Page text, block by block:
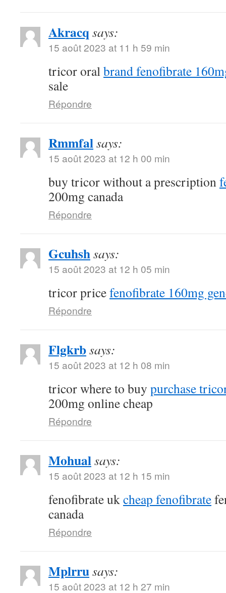
Akracq says:
15 août 2023 at 11 h 59 min
tricor oralbrand fenofibrate
sale
Répondre
Rmmfalsays:
15 août 2023 at 12 h 00 min
buy tricor without a prescription
200mg canada
Répondre
Gcuhshsays:
15 août 2023 at 12 h 05 min
tricor pricefenofibrate 160mg
Répondre
Flgkrbsays:
15 août 2023 at 12 h 08 min
tricor where to buy purchase
200mg online cheap
Répondre
Mohualsays:
15 août 2023 at 12 h 15 min
fenofibrate ukcheap fenofibrate
canada
Répondre
Mplrrusays:
15 août 2023 at 12 h 27 min